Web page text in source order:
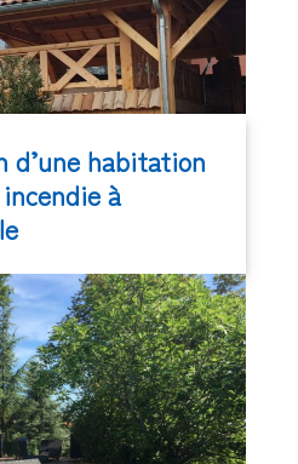
d’une habitation
à